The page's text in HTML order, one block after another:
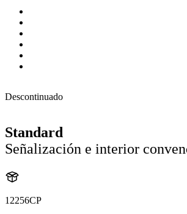
Descontinuado
Standard
Señalización e interior
12256CP